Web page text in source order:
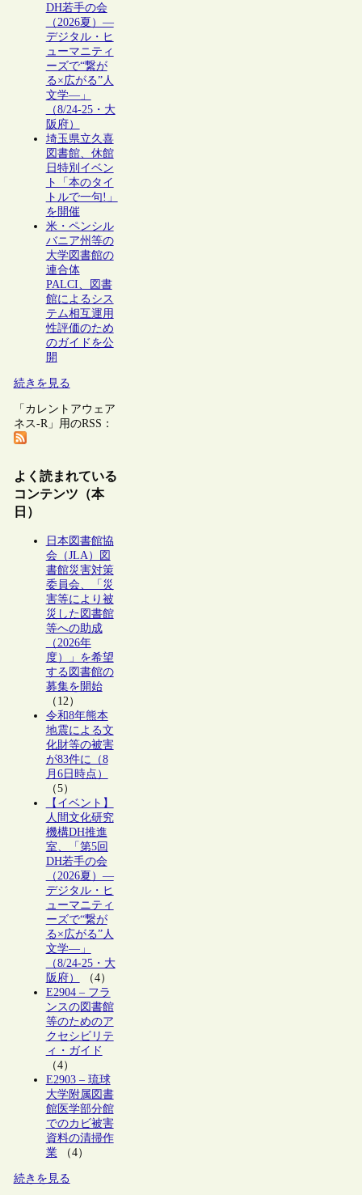
DH若手の会
（2026夏）―
デジタル・ヒ
ューマニティ
ーズで“繋が
る×広がる”人
文学―」
（8/24-25・大
阪府）
埼玉県立久喜
図書館、休館
日特別イベン
ト「本のタイ
トルで一句!」
を開催
米・ペンシル
バニア州等の
大学図書館の
連合体
PALCI、図書
館によるシス
テム相互運用
性評価のため
のガイドを公
開
続きを見る
「カレントアウェア
ネス-R」用のRSS：
よく読まれている
コンテンツ（本
日）
日本図書館協
会（JLA）図
書館災害対策
委員会、「災
害等により被
災した図書館
等への助成
（2026年
度）」を希望
する図書館の
募集を開始
（12）
令和8年熊本
地震による文
化財等の被害
が83件に（8
月6日時点）
（5）
【イベント】
人間文化研究
機構DH推進
室、「第5回
DH若手の会
（2026夏）―
デジタル・ヒ
ューマニティ
ーズで“繋が
る×広がる”人
文学―」
（8/24-25・大
阪府）
（4）
E2904 – フラ
ンスの図書館
等のためのア
クセシビリテ
ィ・ガイド
（4）
E2903 – 琉球
大学附属図書
館医学部分館
でのカビ被害
資料の清掃作
業（4）
続きを見る